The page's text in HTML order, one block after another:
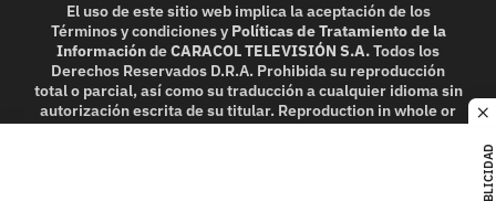
PUBLICIDAD
El uso de este sitio web implica la aceptación de los
Términos y condicionesy Políticas de Tratamiento de la
InformacióndeCARACOL TELEVISIÓN S.A.Todos los
Derechos Reservados D.R.A. Prohibida su reproducción
total o parcial, así como su traducción a cualquier idioma sin
autorización escrita de su titular. Reproduction in whole or
in part, or translation without written permission is